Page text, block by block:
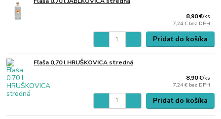
8,90 €/ks
7,24 € bez DPH
Pridať do košíka
Fľaša 0,70 l HRUŠKOVICA stredná
8,90 €/ks
7,24 € bez DPH
Pridať do košíka